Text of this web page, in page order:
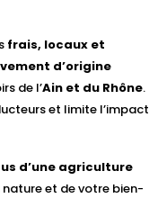
frais, locaux et
d’origine
de l’Ain et du Rhône.
et limite l’impact
d’une agriculture
nature et de votre bien-